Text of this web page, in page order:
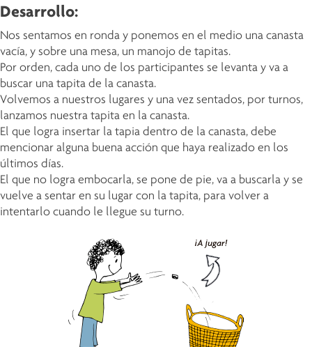
Desarrollo:
Nos sentamos en ronda y ponemos en el medio una canasta
vacía, y sobre una mesa, un manojo de tapitas.
Por orden, cada uno de los participantes se levanta y va a
buscar una tapita de la canasta.
Volvemos a nuestros lugares y una vez sentados, por turnos,
lanzamos nuestra tapita en la canasta.
El que logra insertar la tapia dentro de la canasta, debe
mencionar alguna buena acción que haya realizado en los
últimos días.
El que no logra embocarla, se pone de pie, va a buscarla y se
vuelve a sentar en su lugar con la tapita, para volver a
intentarlo cuando le llegue su turno.